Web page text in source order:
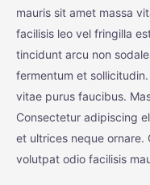
mauris sit amet massa
facilisis leo vel fringilla
tincidunt arcu non
fermentum et
vitae purus faucibus.
Consectetur adipiscing
et ultrices neque ornare.
volutpat odio facilisis